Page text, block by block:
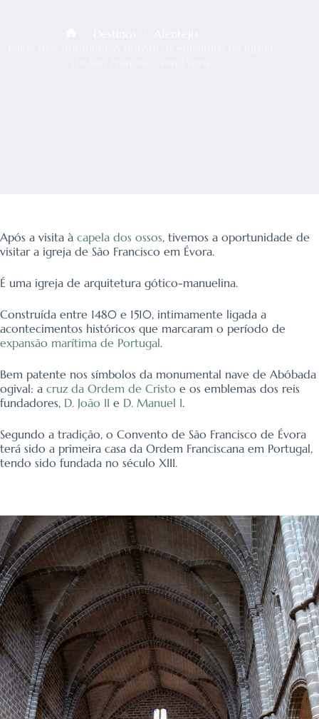
Após a visita à capela dos ossos, tivemos a oportunidade de
visitar a igreja de São Francisco em Évora.
É uma igreja de arquitetura gótico-manuelina.
Construída entre 1480 e 1510, intimamente ligada a
acontecimentos históricos que marcaram o período de
expansão marítima de Portugal.
Bem patente nos símbolos da monumental nave de Abóbada
ogival: a cruz da Ordem de Cristo e os emblemas dos reis
fundadores, D. João II e D. Manuel I.
Segundo a tradição, o Convento de São Francisco de Évora
terá sido a primeira casa da Ordem Franciscana em Portugal,
tendo sido fundada no século XIII.